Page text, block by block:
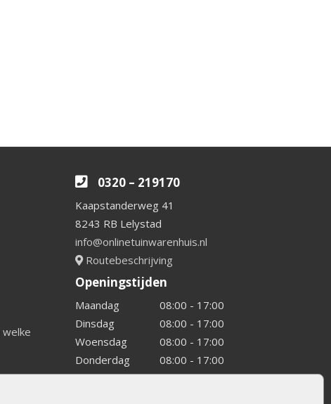
0320 – 219170
Kaapstanderweg 41
8243 RB Lelystad
info@onlinetuinwarenhuis.nl
Routebeschrijving
Openingstijden
Maandag
08:00 - 17:00
Dinsdag
08:00 - 17:00
Woensdag
08:00 - 17:00
Donderdag
08:00 - 17:00
Vrijdag
08:00 - 17:00